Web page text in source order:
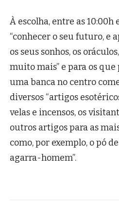
À escolha, entre as 10:00h
“conhecer o seu futuro, e
os seus sonhos, os
muito mais” e para os
uma banca no centro
diversos “artigos
velas e incensos, os
outros artigos para as
como, por exemplo, o pó
agarra-homem”.